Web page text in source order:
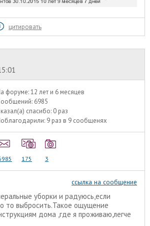
цитировать
форуме:12 лет и 6 месяцев
6985
спасибо: 0 раз
9 раз в 9 сообщенях
175 3
ссылка на сообщение
уборки и радуюсь,если
то выбросить.Такое ощущение
дома ,где я проживаю,легче